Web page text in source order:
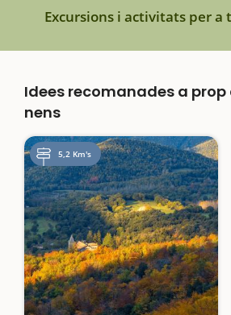
Excursions i activitats per a
Idees recomanades a prop
nens
5,2 Km's